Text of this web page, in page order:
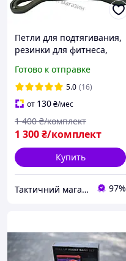
Петли для подтягивания,
резинки для фитнеса,
кроссфит U-Powex 5 шт .
Готово к отправке
5.0 (16)
от 130₴/мес
1 300₴/комплект
1 400 ₴/комплект
Купить
Тактичний магазин 97%